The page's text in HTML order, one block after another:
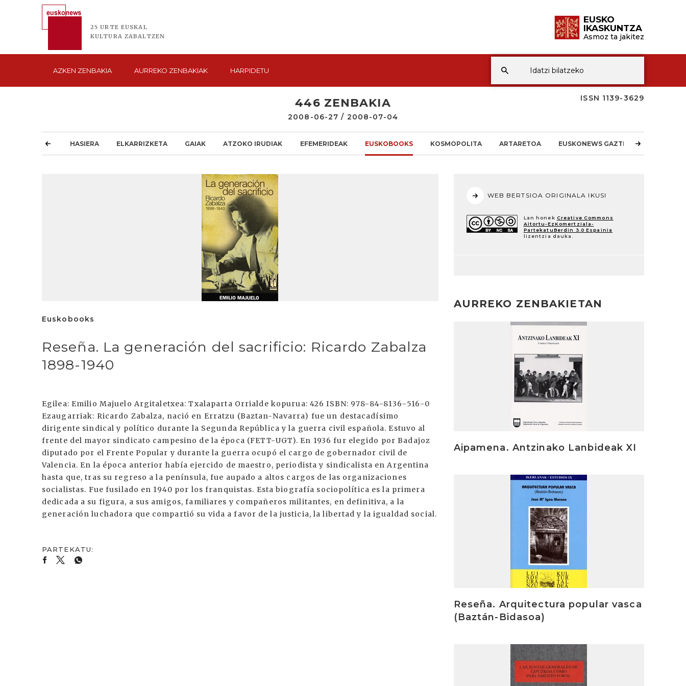
25 URTE EUSKAL
KULTURA ZABALTZEN
EUSKO
IKASKUNTZA
Asmoz ta jakitez
AZKEN ZENBAKIA AURREKO ZENBAKIAK HARPIDETU
ISSN 1139-3629
446 ZENBAKIA
2008-06-27 / 2008-07-04
HASIERA ELKARRIZKETA GAIAK ATZOKO IRUDIAK EFEMERIDEAK EUSKOBOOKS KOSMOPOLITA ARTARETOA EUSKONEWS GAZTEA
Euskobooks
Reseña. La generación del sacrificio: Ricardo Zabalza
1898-1940
Egilea: Emilio Majuelo Argitaletxea: Txalaparta Orrialde kopurua: 426 ISBN: 978-84-8136-516-0
Ezaugarriak: Ricardo Zabalza, nació en Erratzu (Baztan-Navarra) fue un destacadísimo
dirigente sindical y político durante la Segunda República y la guerra civil española. Estuvo al
frente del mayor sindicato campesino de la época (FETT-UGT). En 1936 fur elegido por Badajoz
diputado por el Frente Popular y durante la guerra ocupó el cargo de gobernador civil de
Valencia. En la época anterior había ejercido de maestro, periodista y sindicalista en Argentina
hasta que, tras su regreso a la península, fue aupado a altos cargos de las organizaciones
socialistas. Fue fusilado en 1940 por los franquistas. Esta biografía sociopolítica es la primera
dedicada a su figura, a sus amigos, familiares y compañeros militantes, en definitiva, a la
generación luchadora que compartió su vida a favor de la justicia, la libertad y la igualdad social.
WEB BERTSIOA ORIGINALA IKUSI
Lan honek Creative Commons
Aitortu-EzKomertziala-
PartekatuBerdin 3.0 Espainia
lizentzia dauka.
AURREKO ZENBAKIETAN
Aipamena. Antzinako Lanbideak XI
Reseña. Arquitectura popular vasca
(Baztán-Bidasoa)